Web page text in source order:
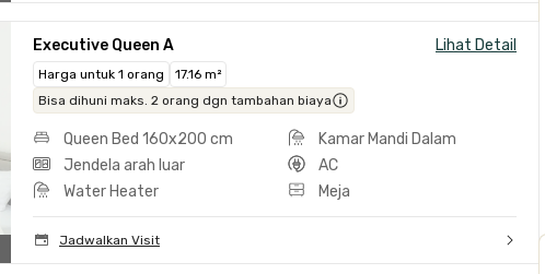
Executive Queen A Lihat Detail
Harga untuk 1 orang
17.16 m²
Bisa dihuni maks. 2 orang dgn tambahan biaya
Queen Bed 160x200 cm
Kamar Mandi Dalam
Jendela arah luar
AC
Water Heater
Meja
Jadwalkan Visit